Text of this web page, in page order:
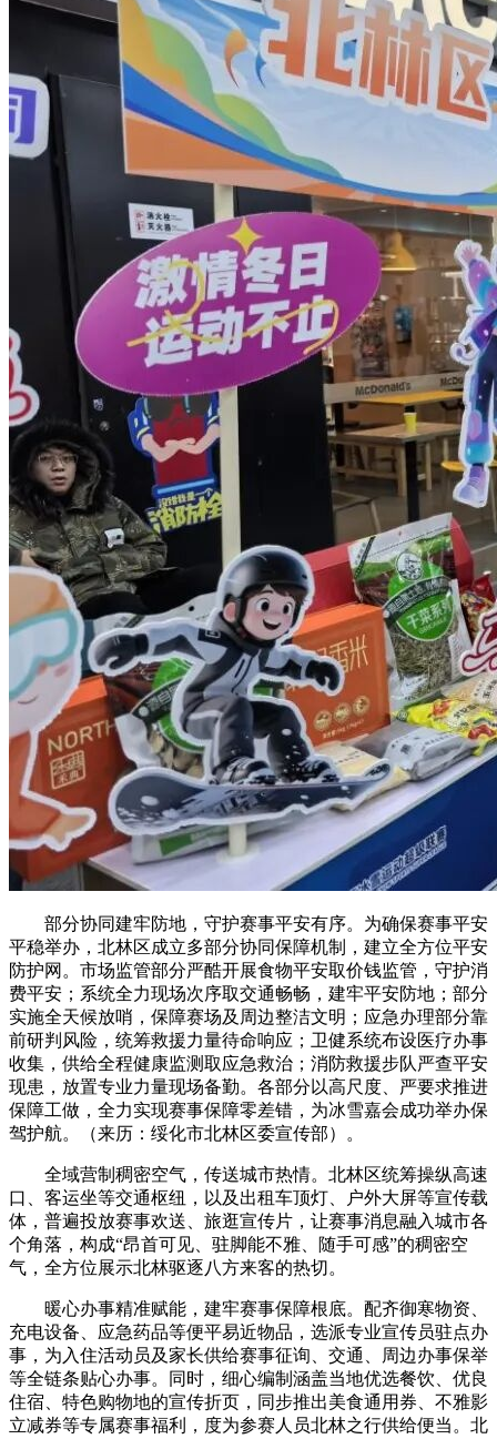
部分协同建牢防地，守护赛事平安有序。为确保赛事平安
平稳举办，北林区成立多部分协同保障机制，建立全方位平安
防护网。市场监管部分严酷开展食物平安取价钱监管，守护消
费平安；系统全力现场次序取交通畅畅，建牢平安防地；部分
实施全天候放哨，保障赛场及周边整洁文明；应急办理部分靠
前研判风险，统筹救援力量待命响应；卫健系统布设医疗办事
收集，供给全程健康监测取应急救治；消防救援步队严查平安
现患，放置专业力量现场备勤。各部分以高尺度、严要求推进
保障工做，全力实现赛事保障零差错，为冰雪嘉会成功举办保
驾护航。（来历：绥化市北林区委宣传部）。
全域营制稠密空气，传送城市热情。北林区统筹操纵高速
口、客运坐等交通枢纽，以及出租车顶灯、户外大屏等宣传载
体，普遍投放赛事欢送、旅逛宣传片，让赛事消息融入城市各
个角落，构成“昂首可见、驻脚能不雅、随手可感”的稠密空
气，全方位展示北林驱逐八方来客的热切。
暖心办事精准赋能，建牢赛事保障根底。配齐御寒物资、
充电设备、应急药品等便平易近物品，选派专业宣传员驻点办
事，为入住活动员及家长供给赛事征询、交通、周边办事保举
等全链条贴心办事。同时，细心编制涵盖当地优选餐饮、优良
住宿、特色购物地的宣传折页，同步推出美食通用券、不雅影
立减券等专属赛事福利，度为参赛人员北林之行供给便当。北